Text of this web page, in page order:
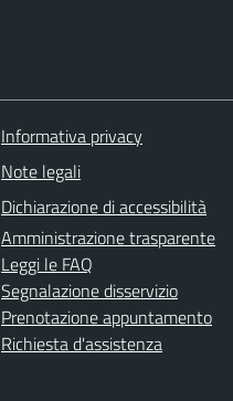
Informativa privacy
Note legali
Dichiarazione di accessibilità
Amministrazione trasparente
Leggi le FAQ
Segnalazione disservizio
Prenotazione appuntamento
Richiesta d'assistenza